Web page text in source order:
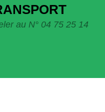
au N° 04 75 25 14